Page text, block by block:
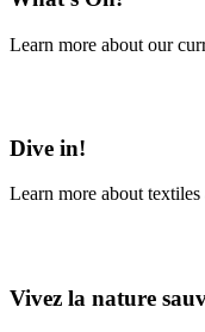
Learn more about our
Dive in!
Learn more about textiles
Vivez la nature